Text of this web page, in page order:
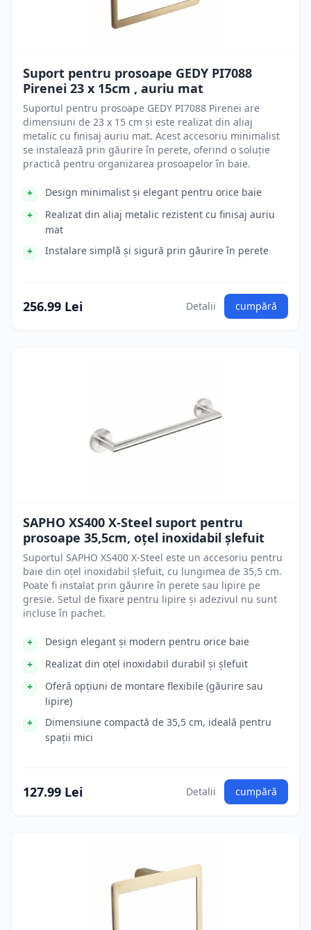
Suport pentru prosoape GEDY PI7088
Pirenei 23 x 15cm , auriu mat
Suportul pentru prosoape GEDY PI7088 Pirenei are
dimensiuni de 23 x 15 cm și este realizat din aliaj
metalic cu finisaj auriu mat. Acest accesoriu minimalist
se instalează prin găurire în perete, oferind o soluție
practică pentru organizarea prosoapelor în baie.
Design minimalist și elegant pentru orice baie
Realizat din aliaj metalic rezistent cu finisaj auriu
mat
Instalare simplă și sigură prin găurire în perete
256.99 Lei Detalii cumpără
SAPHO XS400 X-Steel suport pentru
prosoape 35,5cm, oțel inoxidabil șlefuit
Suportul SAPHO XS400 X-Steel este un accesoriu pentru
baie din oțel inoxidabil șlefuit, cu lungimea de 35,5 cm.
Poate fi instalat prin găurire în perete sau lipire pe
gresie. Setul de fixare pentru lipire și adezivul nu sunt
incluse în pachet.
Design elegant și modern pentru orice baie
Realizat din oțel inoxidabil durabil și șlefuit
Oferă opțiuni de montare flexibile (găurire sau
lipire)
Dimensiune compactă de 35,5 cm, ideală pentru
spații mici
127.99 Lei Detalii cumpără